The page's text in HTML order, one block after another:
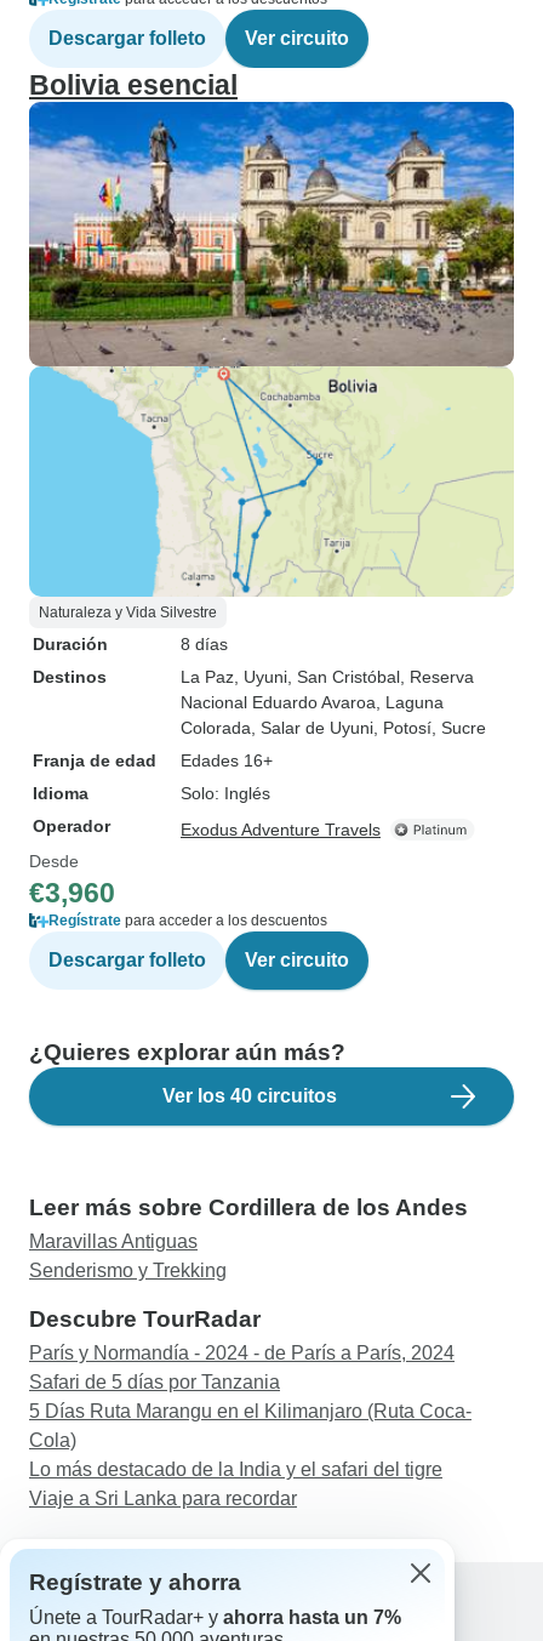
Descargar folleto Ver circuito
Bolivia esencial
Naturaleza y Vida Silvestre
Duración
8 días
Destinos
La Paz , Uyuni , San Cristóbal , Reserva
Nacional Eduardo Avaroa , Laguna
Colorada , Salar de Uyuni , Potosí , Sucre
Franja de edad
Edades 16+
Idioma
Solo: Inglés
Operador
Exodus Adventure Travels
Desde
€3,960
Regístrate para acceder a los descuentos
Descargar folleto Ver circuito
¿Quieres explorar aún más?
Ver los 40 circuitos
Leer más sobre Cordillera de los Andes
Maravillas Antiguas
Senderismo y Trekking
Descubre TourRadar
París y Normandía - 2024 - de París a París, 2024
Safari de 5 días por Tanzania
5 Días Ruta Marangu en el Kilimanjaro (Ruta Coca-
Cola)
Lo más destacado de la India y el safari del tigre
Viaje a Sri Lanka para recordar
Regístrate y ahorra
Únete a TourRadar+ y ahorra hasta un 7%